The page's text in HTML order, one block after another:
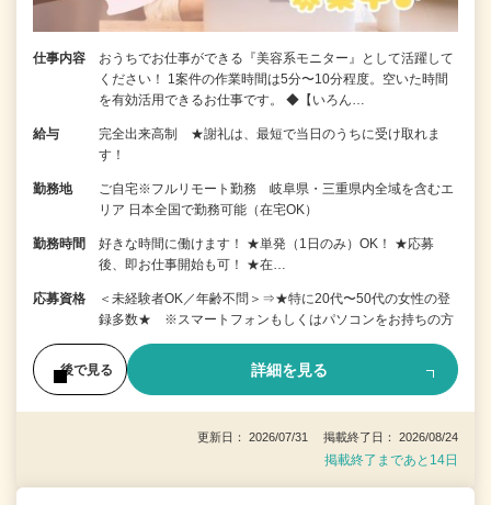
仕事内容
おうちでお仕事ができる『美容系モニター』として活躍して
ください！ 1案件の作業時間は5分〜10分程度。空いた時間
を有効活用できるお仕事です。 ◆【いろん…
給与
完全出来高制 ★謝礼は、最短で当日のうちに受け取れま
す！
勤務地
ご自宅※フルリモート勤務 岐阜県・三重県内全域を含むエ
リア 日本全国で勤務可能（在宅OK）
勤務時間
好きな時間に働けます！ ★単発（1日のみ）OK！ ★応募
後、即お仕事開始も可！ ★在…
応募資格
＜未経験者OK／年齢不問＞⇒★特に20代〜50代の女性の登
録多数★ ※スマートフォンもしくはパソコンをお持ちの方
後で見る 詳細を見る
更新日： 2026/07/31 掲載終了日： 2026/08/24
掲載終了まであと14日